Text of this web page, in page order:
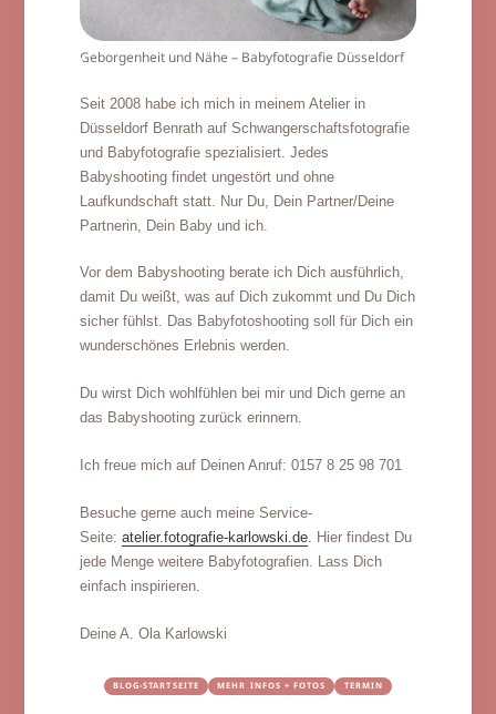
Geborgenheit und Nähe – Babyfotografie Düsseldorf
Seit 2008 habe ich mich in meinem Atelier in
Düsseldorf Benrath auf Schwangerschaftsfotografie
und Babyfotografie spezialisiert. Jedes
Babyshooting findet ungestört und ohne
Laufkundschaft statt. Nur Du, Dein Partner/Deine
Partnerin, Dein Baby und ich.
Vor dem Babyshooting berate ich Dich ausführlich,
damit Du weißt, was auf Dich zukommt und Du Dich
sicher fühlst. Das Babyfotoshooting soll für Dich ein
wunderschönes Erlebnis werden.
Du wirst Dich wohlfühlen bei mir und Dich gerne an
das Babyshooting zurück erinnern.
Ich freue mich auf Deinen Anruf: 0157 8 25 98 701
Besuche gerne auch meine Service-
Seite:atelier.fotografie-karlowski.de . Hier findest Du
jede Menge weitere Babyfotografien. Lass Dich
einfach inspirieren.
Deine A. Ola Karlowski
BLOG-STARTSEITE MEHR INFOS + FOTOS TERMIN